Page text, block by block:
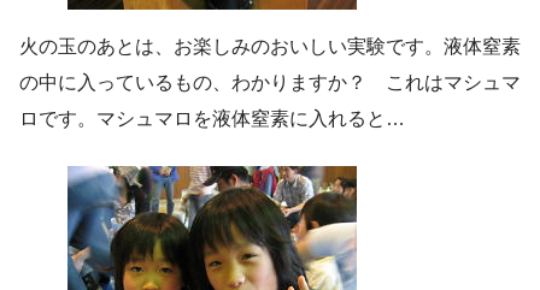
火の玉のあとは、お楽しみのおいしい実験です。液体窒素
の中に入っているもの、わかりますか？ これはマシュマ
ロです。マシュマロを液体窒素に入れると…